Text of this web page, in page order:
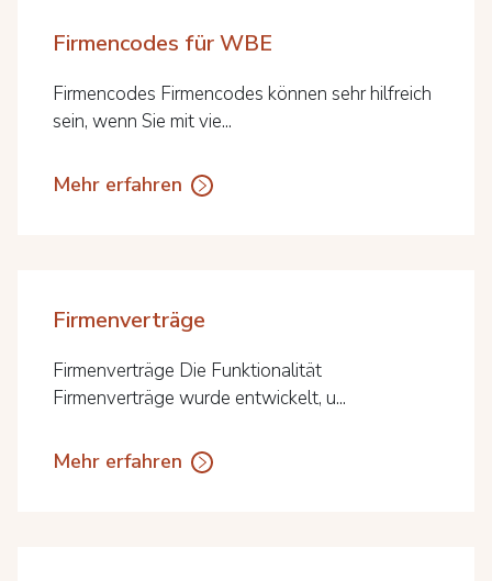
Firmencodes für WBE
Firmencodes Firmencodes können sehr hilfreich
sein, wenn Sie mit vie...
Mehr erfahren
Firmenverträge
Firmenverträge Die Funktionalität
Firmenverträge wurde entwickelt, u...
Mehr erfahren